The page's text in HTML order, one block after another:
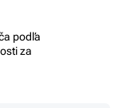
podľa
za